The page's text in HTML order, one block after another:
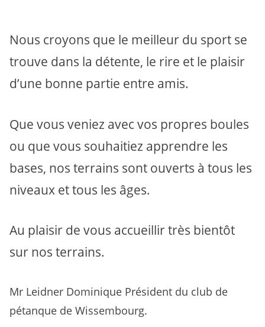
Nous croyons que le meilleur du sport se
trouve dans la détente, le rire et le plaisir
d’une bonne partie entre amis.
Que vous veniez avec vos propres boules
ou que vous souhaitiez apprendre les
bases, nos terrains sont ouverts à tous les
niveaux et tous les âges.
Au plaisir de vous accueillir très bientôt
sur nos terrains.
Mr Leidner Dominique Président du club de
pétanque de Wissembourg.